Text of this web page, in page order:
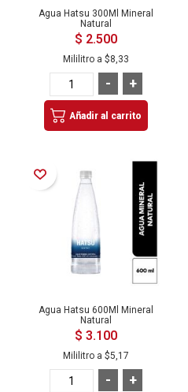
Agua Hatsu 300Ml Mineral
Natural
$ 2.500
Mililitro a $8,33
+
-
Añadir al carrito
Añadir a la Lista de Deseos
Agua Hatsu 600Ml Mineral
Natural
$ 3.100
Mililitro a $5,17
+
-